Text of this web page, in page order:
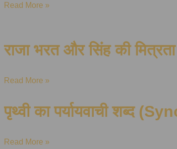
Read More »
राजा भरत और सिंह की
Read More »
पृथ्वी का पर्यायवाची शब्द
Read More »